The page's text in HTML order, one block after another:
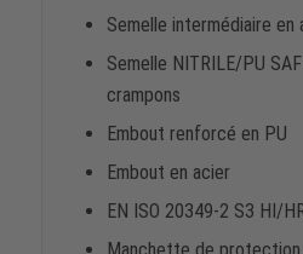
Semelle intermédiaire en
Semelle NITRILE/PU
crampons
Embout renforcé en PU
Embout en acier
EN ISO 20349-2 S3 HI/